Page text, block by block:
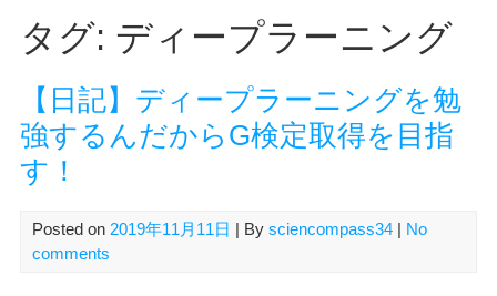
タグ: ディープラーニング
【日記】ディープラーニングを勉
強するんだからG検定取得を目指
す！
Posted on 2019年11月11日 | By sciencompass34| No
comments